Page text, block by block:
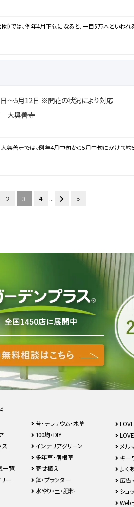
）では、例年4月下旬になると、一目5万本といわ
～5月12日 ※開花の状況により対応
大興善寺
大興善寺では、例年4月中旬から5月中旬にかけて
2 3 4 ... »
苔・テラリウム・水草
100均・DIY
ズ
インテリアグリーン
多年草・宿根草
一覧
寄せ植え
ー
鉢・プランター
水やり・土・肥料
メル
キー
よく
広告
ショ
Web